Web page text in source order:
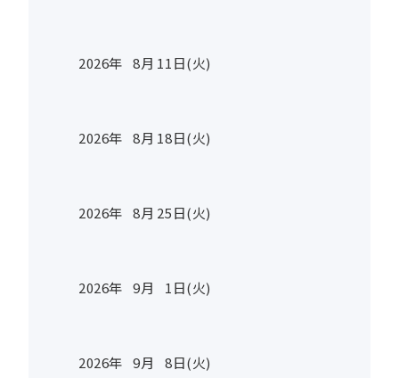
2026年 8月 11日(火)
2026年 8月 18日(火)
2026年 8月 25日(火)
2026年 9月 1日(火)
2026年 9月 8日(火)